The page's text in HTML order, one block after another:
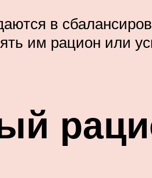
в
им рацион или